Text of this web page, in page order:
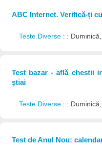
ABC Internet. Verifică-ți
Teste Diverse : :
Test bazar - află chestii
știai
Teste Diverse : :
Test de Anul Nou: